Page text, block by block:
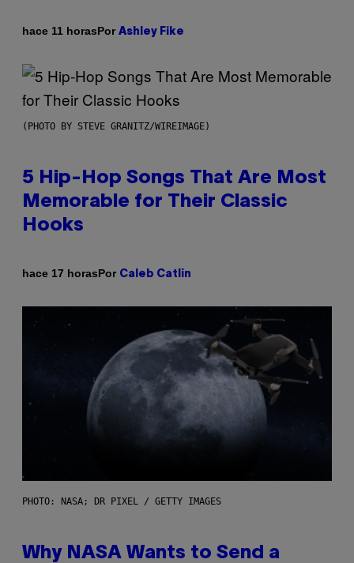
hace 11 horasPor Ashley Fike
(PHOTO BY STEVE GRANITZ/WIREIMAGE)
5 Hip-Hop Songs That Are Most
Memorable for Their Classic
Hooks
hace 17 horasPor Caleb Catlin
PHOTO: NASA; DR PIXEL / GETTY IMAGES
Why NASA Wants to Send a